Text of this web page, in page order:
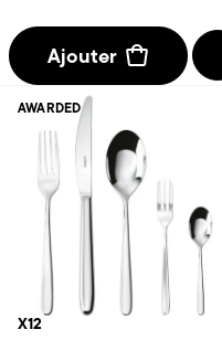
Ajouter
X12
AWARDED